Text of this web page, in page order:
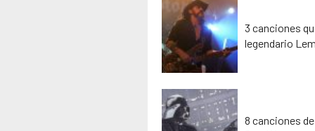
3 canciones
legendario
8 canciones